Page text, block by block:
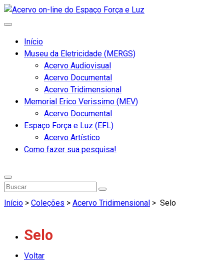
Início
Museu da Eletricidade (MERGS)
Acervo Audiovisual
Acervo Documental
Acervo Tridimensional
Memorial Erico Verissimo (MEV)
Acervo Documental
Espaço Força e Luz (EFL)
Acervo Artístico
Como fazer sua pesquisa!
Início > Coleções > Acervo Tridimensional > Selo
Selo
Voltar